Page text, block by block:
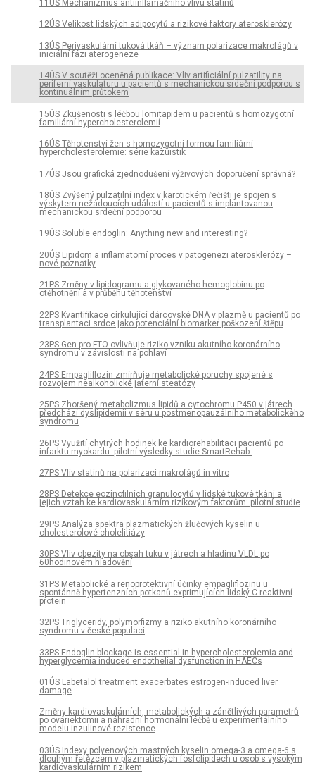
11ÚS Mechanizmus antiinflamačního vlivu statinů
12ÚS Velikost lidských adipocytů a rizikové faktory aterosklerózy
13ÚS Perivaskulární tuková tkáň – význam polarizace makrofágů v
iniciální fázi aterogeneze
14ÚS V soutěži oceněná publikace: Vliv artificiální pulzatility na
periferní vaskulaturu u pacientů s mechanickou srdeční podporou s
kontinuálním průtokem
15ÚS Zkušenosti s léčbou lomitapidem u pacientů s homozygotní
familiární hypercholesterolemií
16ÚS Těhotenství žen s homozygotní formou familiární
hypercholesterolemie: série kazuistik
17ÚS Jsou grafická zjednodušení výživových doporučení správná?
18ÚS Zvýšený pulzatilní index v karotickém řečišti je spojen s
výskytem nežádoucích událostí u pacientů s implantovanou
mechanickou srdeční podporou
19ÚS Soluble endoglin: Anything new and interesting?
20ÚS Lipidom a inflamatorní proces v patogenezi aterosklerózy –
nové poznatky
21PS Změny v lipidogramu a glykovaného hemoglobinu po
otěhotnění a v průběhu těhotenství
22PS Kvantifikace cirkulující dárcovské DNA v plazmě u pacientů po
transplantaci srdce jako potenciální biomarker poškození štěpu
23PS Gen pro FTO ovlivňuje riziko vzniku akutního koronárního
syndromu v závislosti na pohlaví
24PS Empagliflozin zmírňuje metabolické poruchy spojené s
rozvojem nealkoholické jaterní steatózy
25PS Zhoršený metabolizmus lipidů a cytochromu P450 v játrech
předchází dyslipidemii v séru u postmenopauzálního metabolického
syndromu
26PS Využití chytrých hodinek ke kardiorehabilitaci pacientů po
infarktu myokardu: pilotní výsledky studie SmartRehab.
27PS Vliv statinů na polarizaci makrofágů in vitro
28PS Detekce eozinofilních granulocytů v lidské tukové tkáni a
jejich vztah ke kardiovaskulárním rizikovým faktorům: pilotní studie
29PS Analýza spektra plazmatických žlučových kyselin u
cholesterolové cholelitiázy
30PS Vliv obezity na obsah tuku v játrech a hladinu VLDL po
60hodinovém hladovění
31PS Metabolické a renoprotektivní účinky empagliflozinu u
spontánně hypertenzních potkanů exprimujících lidský C-reaktivní
protein
32PS Triglyceridy, polymorfizmy a riziko akutního koronárního
syndromu v české populaci
33PS Endoglin blockage is essential in hypercholesterolemia and
hyperglycemia induced endothelial dysfunction in HAECs
01ÚS Labetalol treatment exacerbates estrogen-induced liver
damage
Změny kardiovaskulárních, metabolických a zánětlivých parametrů
po ovariektomii a náhradní hormonální léčbě u experimentálního
modelu inzulinové rezistence
03ÚS Indexy polyenových mastných kyselin omega-3 a omega-6 s
dlouhým řetězcem v plazmatických fosfolipidech u osob s vysokým
kardiovaskulárním rizikem